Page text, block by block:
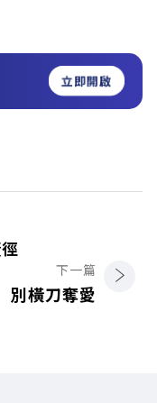
立即開啟
下一篇
別橫刀奪愛